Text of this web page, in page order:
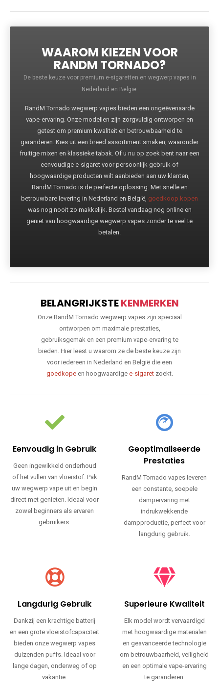
WAAROM KIEZEN VOOR
RANDM TORNADO?
De beste keuze voor premium e-sigaretten en wegwerp vapes in
Nederland en België.
RandM Tornado wegwerp vapes bieden een ongeëvenaarde
vape-ervaring. Onze modellen zijn zorgvuldig ontworpen en
getest om premium kwaliteit en betrouwbaarheid te
garanderen. Kies uit een breed assortiment smaken, waaronder
fruitige mixen en klassieke tabak. Of u nu op zoek bent naar een
eenvoudige e-sigaret voor persoonlijk gebruik of
hoogwaardige producten wilt aanbieden aan uw klanten,
RandM Tornado is de perfecte oplossing. Met snelle en
betrouwbare levering in Nederland en België, goedkoop kopen
was nog nooit zo makkelijk. Bestel vandaag nog online en
geniet van hoogwaardige wegwerp vapes zonder te veel te
betalen.
BELANGRIJKSTEKENMERKEN
Onze RandM Tornado wegwerp vapes zijn speciaal
ontworpen om maximale prestaties,
gebruiksgemak en een premium vape-ervaring te
bieden. Hier leest u waarom ze de beste keuze zijn
voor iedereen in Nederland en België die een
goedkopeen hoogwaardige e-sigaretzoekt.
Eenvoudig in Gebruik
Geen ingewikkeld onderhoud
of het vullen van vloeistof. Pak
uw wegwerp vape uit en begin
direct met genieten. Ideaal voor
zowel beginners als ervaren
gebruikers.
Geoptimaliseerde
Prestaties
RandM Tornado vapes leveren
een constante, soepele
dampervaring met
indrukwekkende
dampproductie, perfect voor
langdurig gebruik.
Langdurig Gebruik
Dankzij een krachtige batterij
en een grote vloeistofcapaciteit
bieden onze wegwerp vapes
duizenden puffs. Ideaal voor
lange dagen, onderweg of op
vakantie.
Superieure Kwaliteit
Elk model wordt vervaardigd
met hoogwaardige materialen
en geavanceerde technologie
om betrouwbaarheid, veiligheid
en een optimale vape-ervaring
te garanderen.